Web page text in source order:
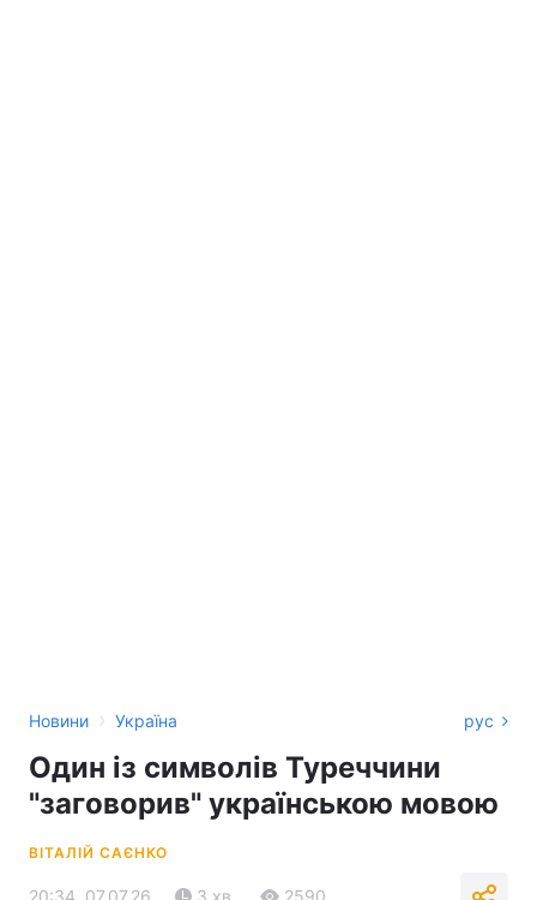
Новини › Україна рус
Один із символів Туреччини
"заговорив" українською мовою
ВІТАЛІЙ САЄНКО
20:34, 07.07.26 3 хв. 2590